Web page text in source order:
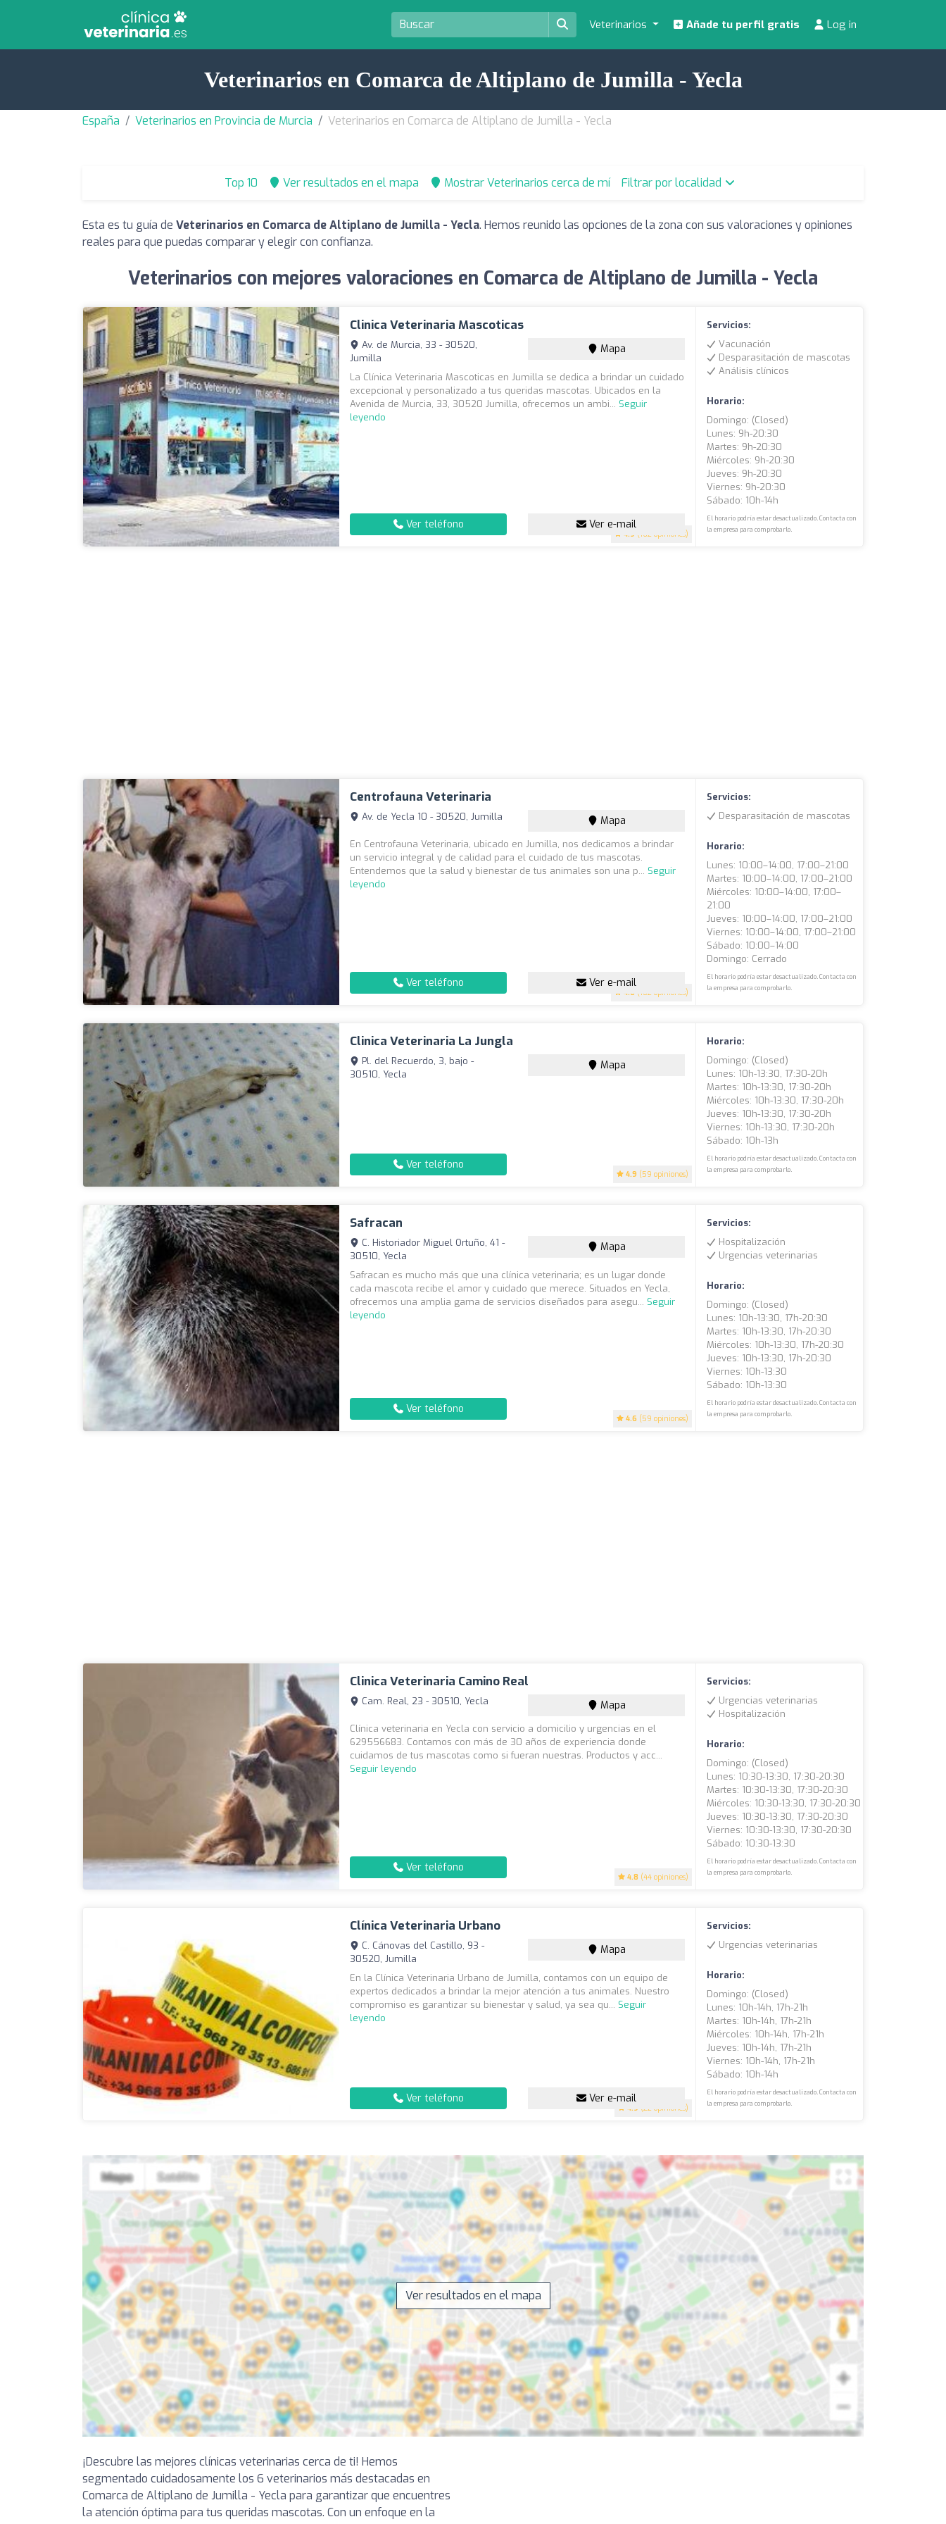
Veterinarios Añade tu perfil gratis Log in
Veterinarios en Comarca de Altiplano de Jumilla - Yecla
España Veterinarios en Provincia de Murcia Veterinarios en Comarca de Altiplano de Jumilla - Yecla
Top 10 Ver resultados en el mapa Mostrar Veterinarios cerca de mí Filtrar por localidad
Esta es tu guía de Veterinarios en Comarca de Altiplano de Jumilla - Yecla. Hemos reunido las opciones de la zona con sus valoraciones y opiniones
reales para que puedas comparar y elegir con confianza.
Veterinarios con mejores valoraciones en Comarca de Altiplano de Jumilla - Yecla
Clinica Veterinaria Mascoticas
4.9 (162 opiniones)
Av. de Murcia, 33 - 30520,
Jumilla
Mapa
La Clínica Veterinaria Mascoticas en Jumilla se dedica a brindar un cuidado
excepcional y personalizado a tus queridas mascotas. Ubicados en la
Avenida de Murcia, 33, 30520 Jumilla, ofrecemos un ambi... Seguir
leyendo
Ver teléfono Ver e-mail
Servicios:
Vacunación
Desparasitación de mascotas
Análisis clínicos
Horario:
Domingo: (closed)
Lunes: 9h-20:30
Martes: 9h-20:30
Miércoles: 9h-20:30
Jueves: 9h-20:30
Viernes: 9h-20:30
Sábado: 10h-14h
El horario podría estar desactualizado. Contacta con
la empresa para comprobarlo.
Centrofauna Veterinaria
4.6 (102 opiniones)
Av. de Yecla 10 - 30520, Jumilla Mapa
En Centrofauna Veterinaria, ubicado en Jumilla, nos dedicamos a brindar
un servicio integral y de calidad para el cuidado de tus mascotas.
Entendemos que la salud y bienestar de tus animales son una p... Seguir
leyendo
Ver teléfono Ver e-mail
Servicios:
Desparasitación de mascotas
Horario:
Lunes: 10:00–14:00, 17:00–21:00
Martes: 10:00–14:00, 17:00–21:00
Miércoles: 10:00–14:00, 17:00–
21:00
Jueves: 10:00–14:00, 17:00–21:00
Viernes: 10:00–14:00, 17:00–21:00
Sábado: 10:00–14:00
Domingo: Cerrado
El horario podría estar desactualizado. Contacta con
la empresa para comprobarlo.
Clinica Veterinaria La Jungla
4.9 (59 opiniones)
Pl. del Recuerdo, 3, bajo -
30510, Yecla
Mapa
Ver teléfono
Horario:
Domingo: (closed)
Lunes: 10h-13:30, 17:30-20h
Martes: 10h-13:30, 17:30-20h
Miércoles: 10h-13:30, 17:30-20h
Jueves: 10h-13:30, 17:30-20h
Viernes: 10h-13:30, 17:30-20h
Sábado: 10h-13h
El horario podría estar desactualizado. Contacta con
la empresa para comprobarlo.
Safracan
4.6 (59 opiniones)
C. Historiador Miguel Ortuño, 41 -
30510, Yecla
Mapa
Safracan es mucho más que una clínica veterinaria; es un lugar donde
cada mascota recibe el amor y cuidado que merece. Situados en Yecla,
ofrecemos una amplia gama de servicios diseñados para asegu... Seguir
leyendo
Ver teléfono
Servicios:
Hospitalización
Urgencias veterinarias
Horario:
Domingo: (closed)
Lunes: 10h-13:30, 17h-20:30
Martes: 10h-13:30, 17h-20:30
Miércoles: 10h-13:30, 17h-20:30
Jueves: 10h-13:30, 17h-20:30
Viernes: 10h-13:30
Sábado: 10h-13:30
El horario podría estar desactualizado. Contacta con
la empresa para comprobarlo.
Clinica Veterinaria Camino Real
4.8 (44 opiniones)
Cam. Real, 23 - 30510, Yecla Mapa
Clínica veterinaria en Yecla con servicio a domicilio y urgencias en el
629556683. Contamos con más de 30 años de experiencia donde
cuidamos de tus mascotas como si fueran nuestras. Productos y acc...
Seguir leyendo
Ver teléfono
Servicios:
Urgencias veterinarias
Hospitalización
Horario:
Domingo: (closed)
Lunes: 10:30-13:30, 17:30-20:30
Martes: 10:30-13:30, 17:30-20:30
Miércoles: 10:30-13:30, 17:30-20:30
Jueves: 10:30-13:30, 17:30-20:30
Viernes: 10:30-13:30, 17:30-20:30
Sábado: 10:30-13:30
El horario podría estar desactualizado. Contacta con
la empresa para comprobarlo.
Clínica Veterinaria Urbano
4.9 (22 opiniones)
C. Cánovas del Castillo, 93 -
30520, Jumilla
Mapa
En la Clínica Veterinaria Urbano de Jumilla, contamos con un equipo de
expertos dedicados a brindar la mejor atención a tus animales. Nuestro
compromiso es garantizar su bienestar y salud, ya sea qu... Seguir
leyendo
Ver teléfono Ver e-mail
Servicios:
Urgencias veterinarias
Horario:
Domingo: (closed)
Lunes: 10h-14h, 17h-21h
Martes: 10h-14h, 17h-21h
Miércoles: 10h-14h, 17h-21h
Jueves: 10h-14h, 17h-21h
Viernes: 10h-14h, 17h-21h
Sábado: 10h-14h
El horario podría estar desactualizado. Contacta con
la empresa para comprobarlo.
Ver resultados en el mapa
¡Descubre las mejores clínicas veterinarias cerca de ti! Hemos
segmentado cuidadosamente los 6 veterinarios más destacadas en
Comarca de Altiplano de Jumilla - Yecla para garantizar que encuentres
la atención óptima para tus queridas mascotas. Con un enfoque en la